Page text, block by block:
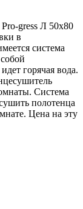
gress Л 50х80
в
система
горячая вода.
Система
полотенца
Цена на эту